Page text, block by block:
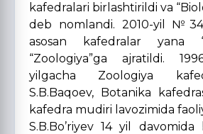
kafedralari birlashtirildi va
deb nomlandi. 2010-yil
asosan kafedralar yana
“Zoologiya”ga ajratildi.
yilgacha Zoologiya
S.B.Baqoev, Botanika
kafedra mudiri lavozimida
S.B.Bo’riyev 14 yil